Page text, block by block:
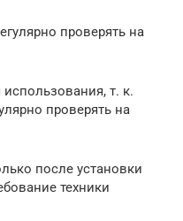
проверять на
т. к.
проверять на
после установки
техники